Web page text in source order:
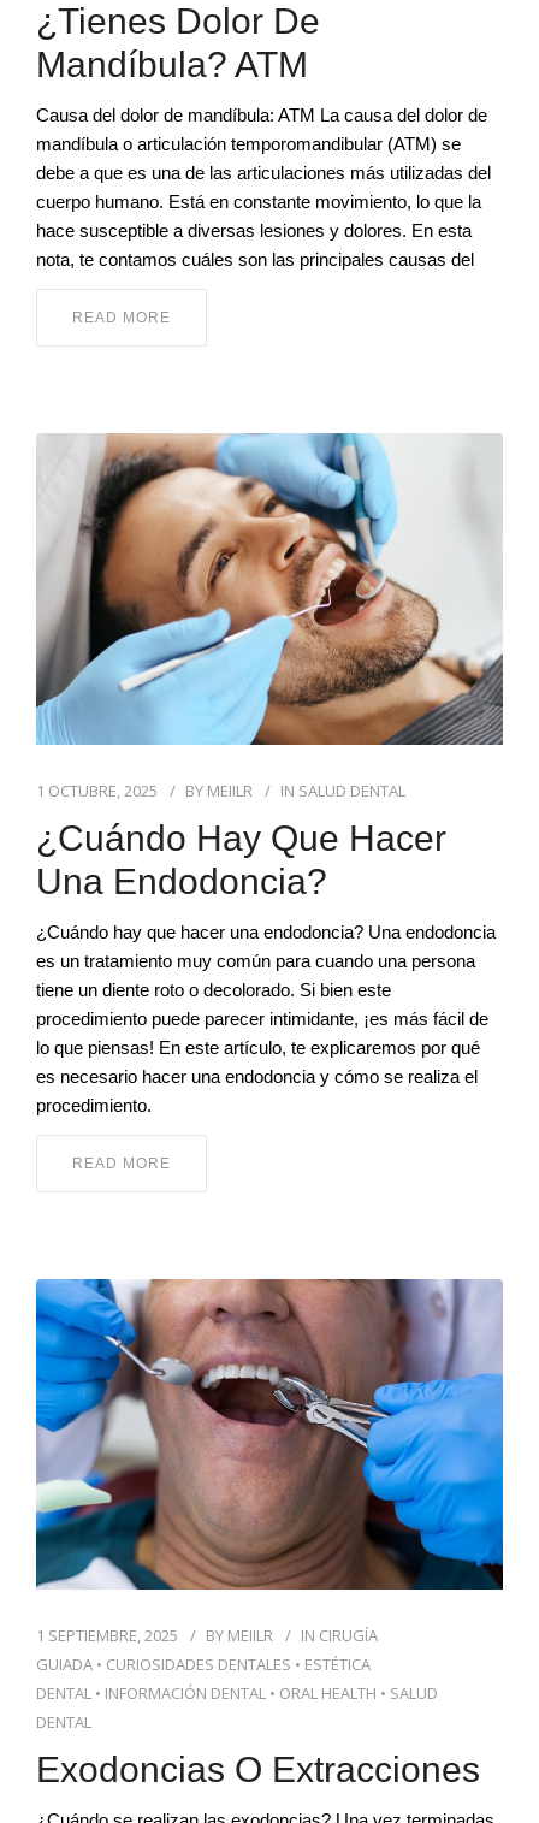
¿Tienes Dolor De
Mandíbula? ATM
Causa del dolor de mandíbula: ATM La causa del dolor de
mandíbula o articulación temporomandibular (ATM) se
debe a que es una de las articulaciones más utilizadas del
cuerpo humano. Está en constante movimiento, lo que la
hace susceptible a diversas lesiones y dolores. En esta
nota, te contamos cuáles son las principales causas del
READ MORE
1 OCTUBRE, 2025 BY MEIILR IN SALUD DENTAL
¿Cuándo Hay Que Hacer
Una Endodoncia?
¿Cuándo hay que hacer una endodoncia? Una endodoncia
es un tratamiento muy común para cuando una persona
tiene un diente roto o decolorado. Si bien este
procedimiento puede parecer intimidante, ¡es más fácil de
lo que piensas! En este artículo, te explicaremos por qué
es necesario hacer una endodoncia y cómo se realiza el
procedimiento.
READ MORE
1 SEPTIEMBRE, 2025 BY MEIILR IN CIRUGÍA
GUIADA • CURIOSIDADES DENTALES • ESTÉTICA
DENTAL • INFORMACIÓN DENTAL • ORAL HEALTH • SALUD
DENTAL
Exodoncias O Extracciones